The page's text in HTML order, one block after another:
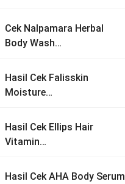
Cek Nalpamara Herbal
Body Wash
Izin Bpom
Hasil Cek Falisskin
Moisture
Izin BPOM
Hasil Cek Ellips Hair
Vitamin
Izin BPOM
Hasil Cek AHA Body Serum